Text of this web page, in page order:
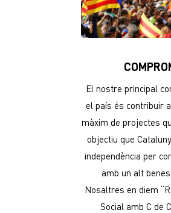
El nostre principal
el país és contribuir
màxim de projectes
objectiu que
independència per
amb un alt
Nosaltres en diem
Social amb C de